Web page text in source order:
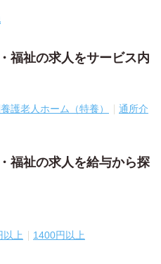
福祉の求人をサービス内
護老人ホーム（特養）
通所介
福祉の求人を給与から探
以上 1400円以上